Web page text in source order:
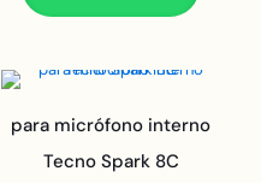
para micrófono interno
Tecno Spark 8C